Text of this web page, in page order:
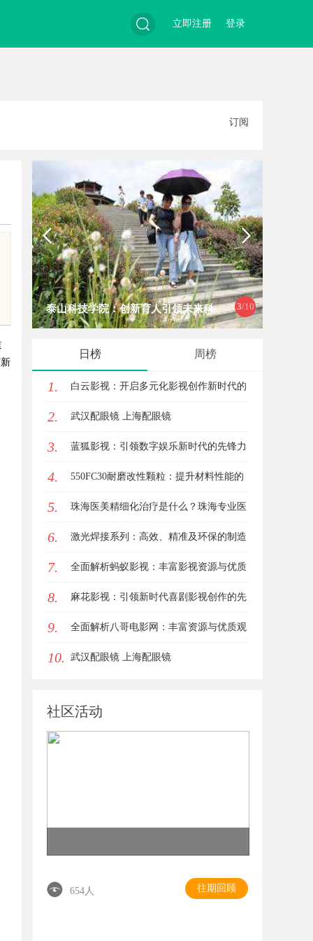
登录
立即注册
订阅
4/10
全面解析招标采购网在现代采购管理
日榜 周榜
1. 白云影视：开启多元化影视创作新时代的
领航者
2. 武汉配眼镜 上海配眼镜
3. 蓝狐影视：引领数字娱乐新时代的先锋力
量
4. 550FC30耐磨改性颗粒：提升材料性能的
新选择
5. 珠海医美精细化治疗是什么？珠海专业医
美机构筛选标准科普
6. 激光焊接系列：高效、精准及环保的制造
解决方案
7. 全面解析蚂蚁影视：丰富影视资源与优质
观影体验的新时代平台
8. 麻花影视：引领新时代喜剧影视创作的先
锋力量
9. 全面解析八哥电影网：丰富资源与优质观
影体验的终极指南
10. 武汉配眼镜 上海配眼镜
社区活动
654人 往期回顾